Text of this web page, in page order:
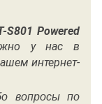
S801 Powered
у нас в
интернет-
вопросы по